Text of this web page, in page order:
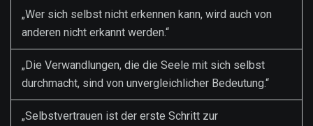
„Wer sich selbst nicht erkennen kann, wird auch von
anderen nicht erkannt werden.“
„Die Verwandlungen, die die Seele mit sich selbst
durchmacht, sind von unvergleichlicher Bedeutung.“
„Selbstvertrauen ist der erste Schritt zur